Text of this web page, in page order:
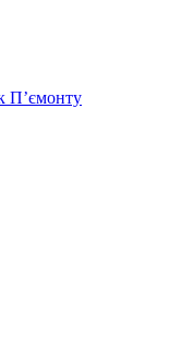
П’ємонту